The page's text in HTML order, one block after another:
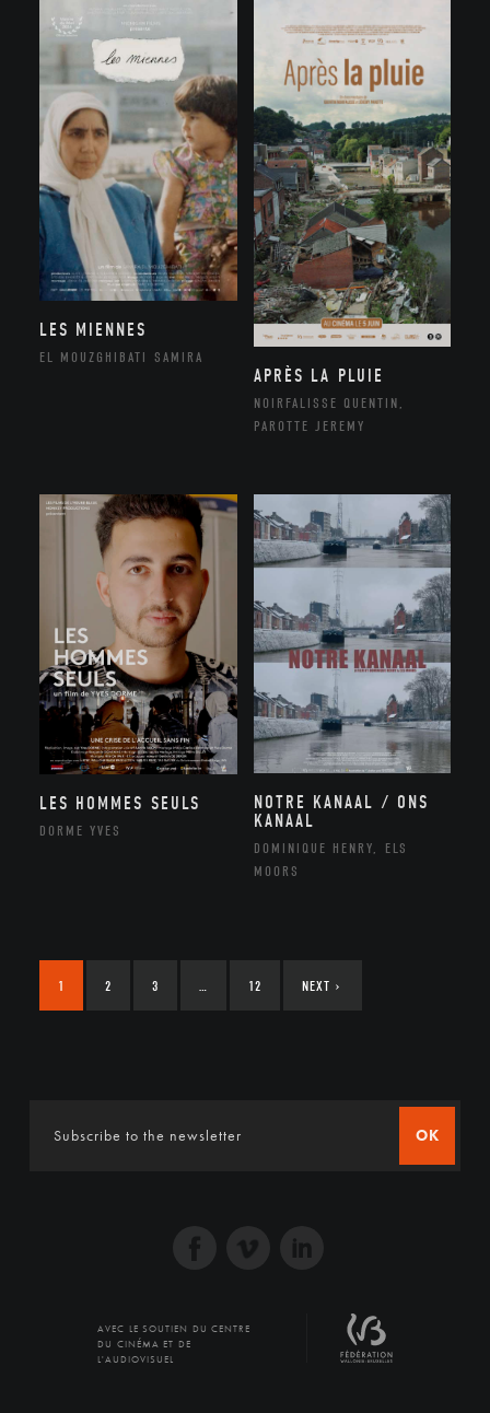
LES MIENNES
EL MOUZGHIBATI SAMIRA
APRÈS LA PLUIE
NOIRFALISSE QUENTIN,
PAROTTE JEREMY
LES HOMMES SEULS
DORME YVES
NOTRE KANAAL / ONS
KANAAL
DOMINIQUE HENRY, ELS
MOORS
1 2 3 12 NEXT ›
OK
AVEC LE SOUTIEN DU CENTRE
DU CINÉMA ET DE
L'AUDIOVISUEL